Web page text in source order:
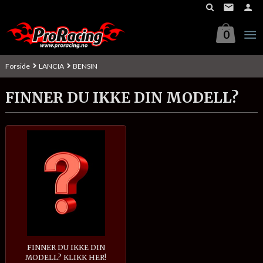
innholdet
0
Forside LANCIA BENSIN
FINNER DU IKKE DIN MODELL?
FINNER DU IKKE DIN
MODELL? KLIKK HER!